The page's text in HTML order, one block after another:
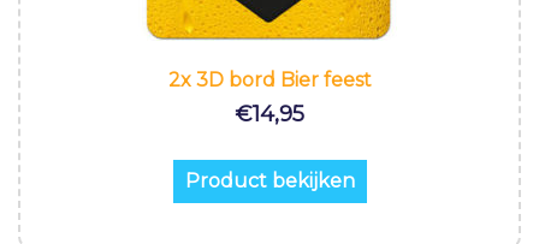
2x 3D bord Bier feest
€14,95
Product bekijken